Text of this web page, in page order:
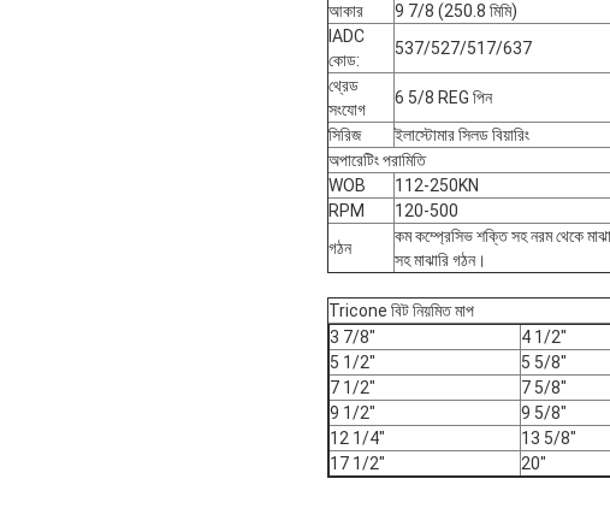
আকার
9 7/8 (250.8 মিমি)
IADC
কোড:
537/527/517/637
থ্রেড
সংযোগ
6 5/8 REG পিন
সিরিজ
ইলাস্টোমার সিলড বিয়ারিং
অপারেটিং পরামিতি
WOB
112-250KN
RPM
120-500
গঠন
কম কম্প্রেসিভ শক্তি সহ নরম থেকে
সহ মাঝারি গঠন।
Tricone বিট নিয়মিত মাপ
3 7/8"
4 1/2"
5 1/2"
5 5/8"
7 1/2"
7 5/8"
9 1/2"
9 5/8"
12 1/4"
13 5/8"
17 1/2"
20"